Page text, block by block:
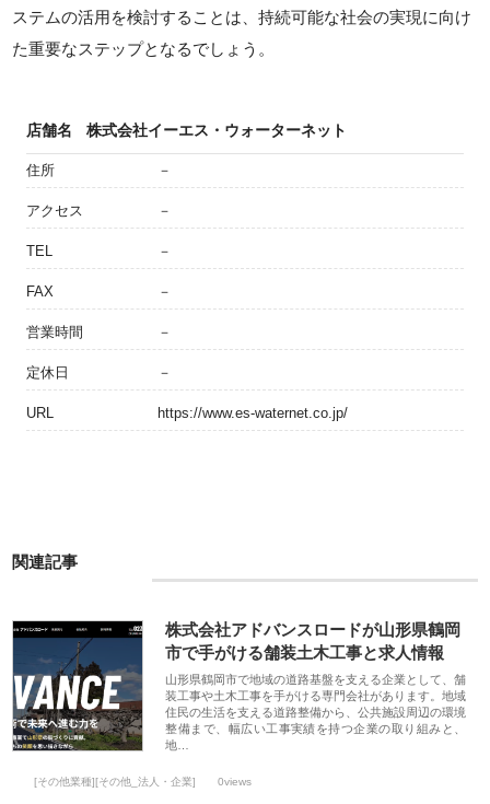
ステムの活用を検討することは、持続可能な社会の実現に向け
た重要なステップとなるでしょう。
店舗名 株式会社イーエス・ウォーターネット
住所 －
アクセス －
TEL －
FAX －
営業時間 －
定休日 －
URL https://www.es-waternet.co.jp/
関連記事
株式会社アドバンスロードが山形県鶴岡
市で手がける舗装土木工事と求人情報
山形県鶴岡市で地域の道路基盤を支える企業として、舗
装工事や土木工事を手がける専門会社があります。地域
住民の生活を支える道路整備から、公共施設周辺の環境
整備まで、幅広い工事実績を持つ企業の取り組みと、
地…
[その他業種][その他_法人・企業] 0views